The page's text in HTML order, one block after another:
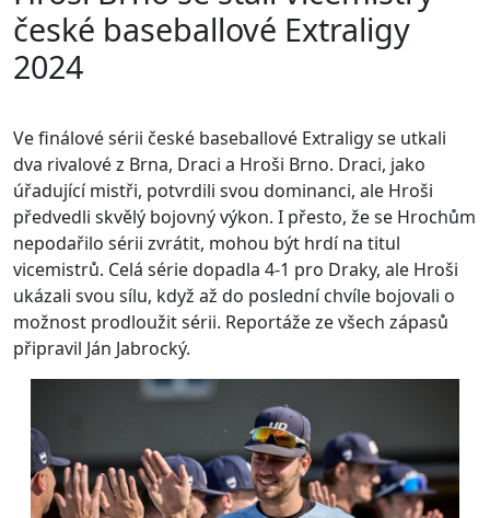
české baseballové Extraligy
2024
Ve finálové sérii české baseballové Extraligy se utkali
dva rivalové z Brna, Draci a Hroši Brno. Draci, jako
úřadující mistři, potvrdili svou dominanci, ale Hroši
předvedli skvělý bojovný výkon. I přesto, že se Hrochům
nepodařilo sérii zvrátit, mohou být hrdí na titul
vicemistrů. Celá série dopadla 4-1 pro Draky, ale Hroši
ukázali svou sílu, když až do poslední chvíle bojovali o
možnost prodloužit sérii. Reportáže ze všech zápasů
připravil Ján Jabrocký.